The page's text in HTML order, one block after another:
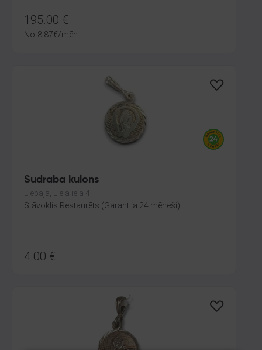
195.00 €
No 8.87€/mēn.
Sudraba kulons
Liepāja, Lielā iela 4
Stāvoklis Restaurēts (Garantija 24 mēneši)
4.00 €